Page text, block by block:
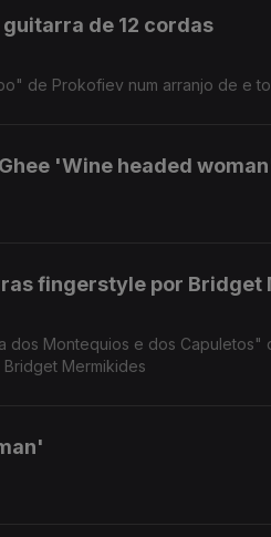
de 12 cordas
de Prokofiev num arranjo de e
'Wine headed
fingerstyle por Bridget
dos Montequios e dos
Mermikides